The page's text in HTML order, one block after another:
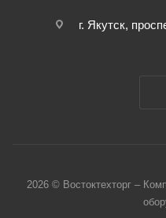
г. Якутск,
2026 © Востоктехторг –